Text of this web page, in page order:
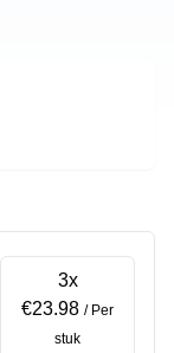
3x
€23.98 / Per
stuk